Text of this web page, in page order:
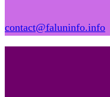
contact@faluninfo.info